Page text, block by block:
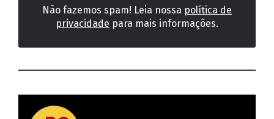
Não fazemos spam! Leia nossa política de
privacidade para mais informações.